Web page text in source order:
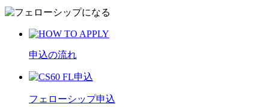
申込の流れ
フェローシップ申込